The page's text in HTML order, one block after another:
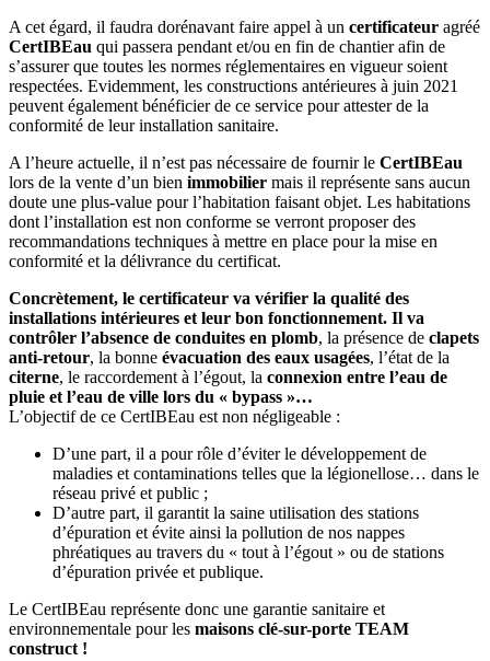
A cet égard, il faudra dorénavant faire appel à un certificateur agréé
CertIBEau qui passera pendant et/ou en fin de chantier afin de
s’assurer que toutes les normes réglementaires en vigueur soient
respectées. Evidemment, les constructions antérieures à juin 2021
peuvent également bénéficier de ce service pour attester de la
conformité de leur installation sanitaire.
A l’heure actuelle, il n’est pas nécessaire de fournir le CertIBEau
lors de la vente d’un bien immobilier mais il représente sans aucun
doute une plus-value pour l’habitation faisant objet. Les habitations
dont l’installation est non conforme se verront proposer des
recommandations techniques à mettre en place pour la mise en
conformité et la délivrance du certificat.
Concrètement, le certificateur va vérifier la qualité des
installations intérieures et leur bon fonctionnement. Il va
contrôler l’absence de conduites en plomb, la présence de clapets
anti-retour, la bonne évacuation des eaux usagées, l’état de la
citerne, le raccordement à l’égout, la connexion entre l’eau de
pluie et l’eau de ville lors du « bypass »…
L’objectif de ce CertIBEau est non négligeable :
D’une part, il a pour rôle d’éviter le développement de
maladies et contaminations telles que la légionellose… dans le
réseau privé et public ;
D’autre part, il garantit la saine utilisation des stations
d’épuration et évite ainsi la pollution de nos nappes
phréatiques au travers du « tout à l’égout » ou de stations
d’épuration privée et publique.
Le CertIBEau représente donc une garantie sanitaire et
environnementale pour les maisons clé-sur-porte TEAM
construct !